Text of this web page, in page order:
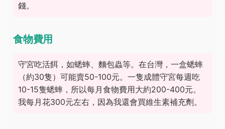
錢。
食物費用
守宮吃活餌，如蟋蟀、麵包蟲等。在台灣，一盒蟋蟀
（約30隻）可能賣50-100元。一隻成體守宮每週吃
10-15隻蟋蟀，所以每月食物費用大約200-400元。
我每月花300元左右，因為我還會買維生素補充劑。